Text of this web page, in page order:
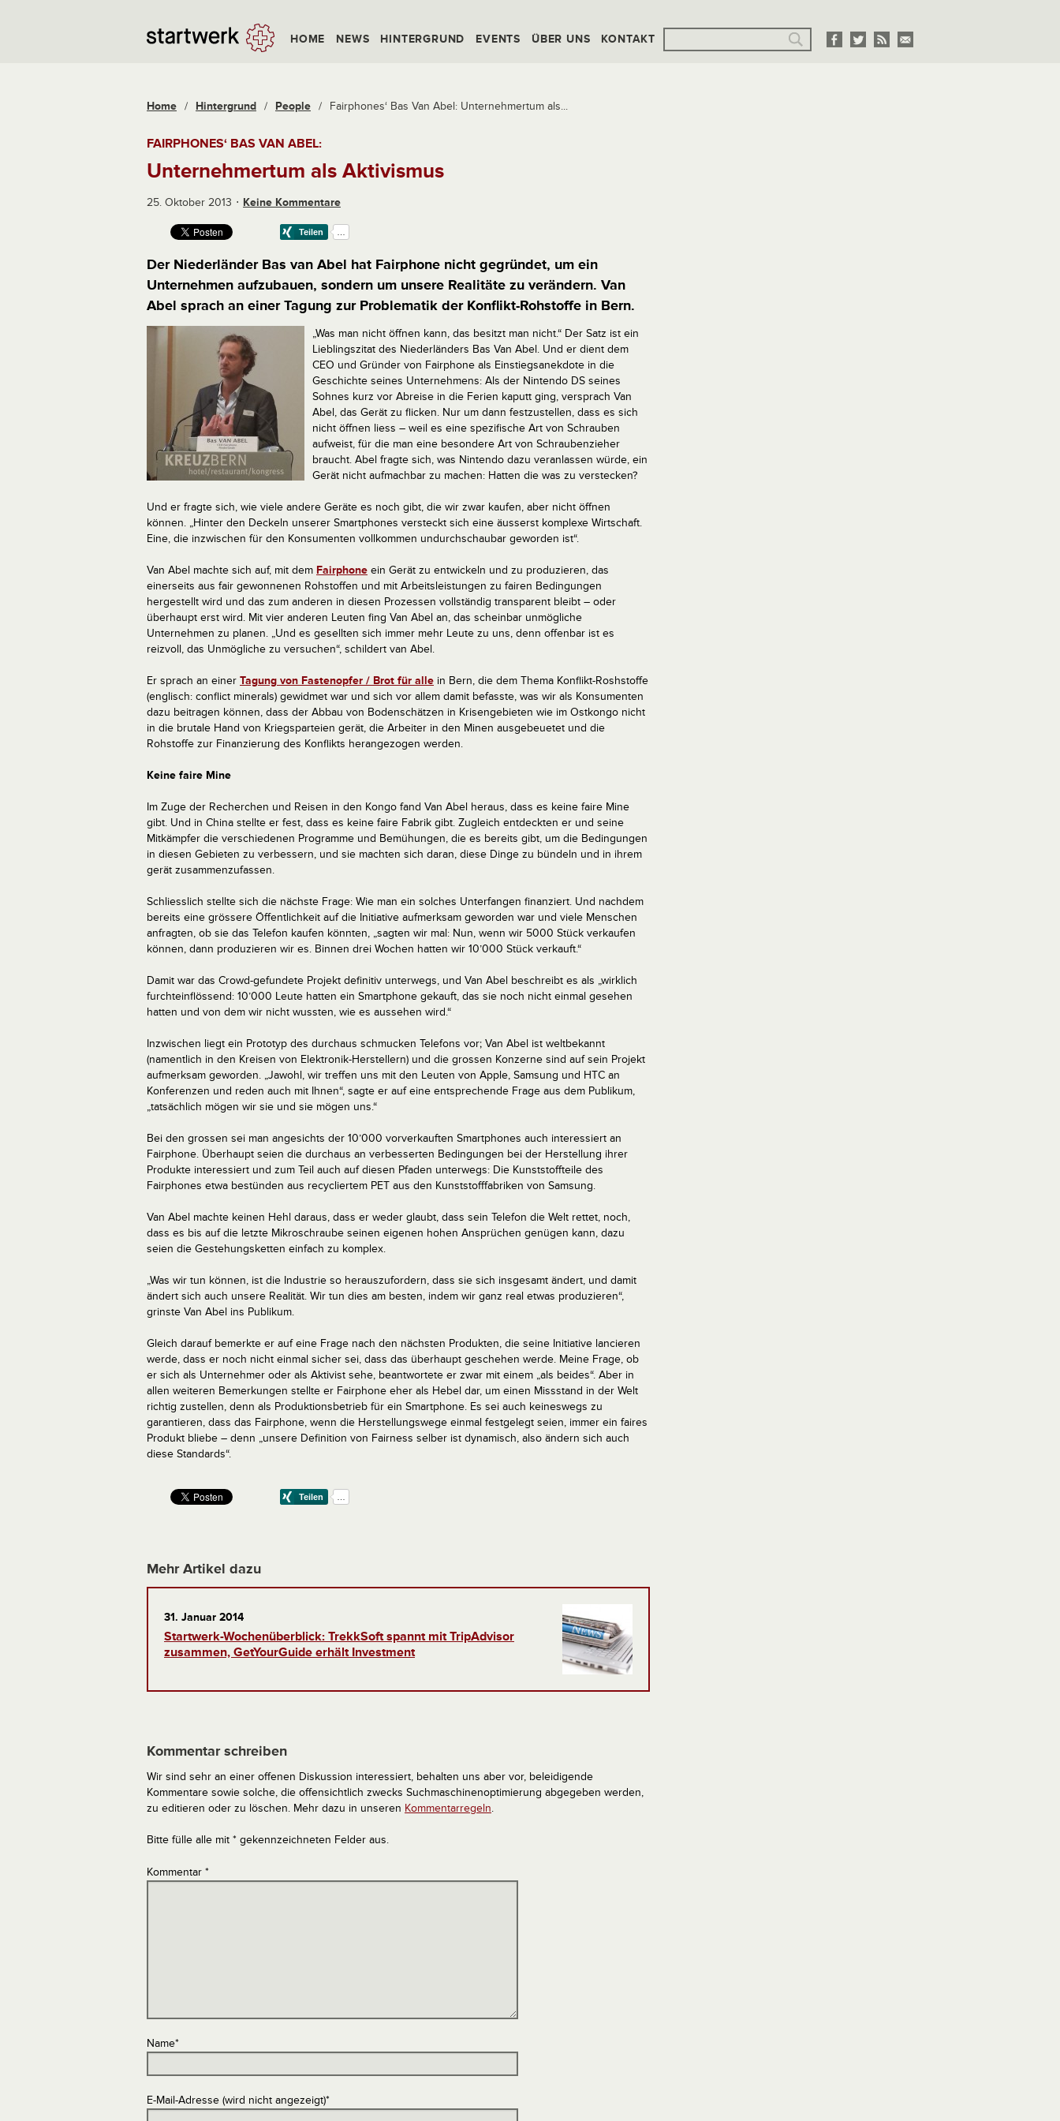
HOME NEWS HINTERGRUND EVENTS ÜBER UNS KONTAKT
Home / Hintergrund / People / Fairphones‘ Bas Van Abel: Unternehmertum als...
FAIRPHONES‘ BAS VAN ABEL:
Unternehmertum als Aktivismus
25. Oktober 2013 Keine Kommentare
Der Niederländer Bas van Abel hat Fairphone nicht gegründet, um ein
Unternehmen aufzubauen, sondern um unsere Realitäte zu verändern. Van
Abel sprach an einer Tagung zur Problematik der Konflikt-Rohstoffe in Bern.
„Was man nicht öffnen kann, das besitzt man nicht.“ Der Satz ist ein
Lieblingszitat des Niederländers Bas Van Abel. Und er dient dem
CEO und Gründer von Fairphone als Einstiegsanekdote in die
Geschichte seines Unternehmens: Als der Nintendo DS seines
Sohnes kurz vor Abreise in die Ferien kaputt ging, versprach Van
Abel, das Gerät zu flicken. Nur um dann festzustellen, dass es sich
nicht öffnen liess – weil es eine spezifische Art von Schrauben
aufweist, für die man eine besondere Art von Schraubenzieher
braucht. Abel fragte sich, was Nintendo dazu veranlassen würde, ein
Gerät nicht aufmachbar zu machen: Hatten die was zu verstecken?
Und er fragte sich, wie viele andere Geräte es noch gibt, die wir zwar kaufen, aber nicht öffnen
können. „Hinter den Deckeln unserer Smartphones versteckt sich eine äusserst komplexe Wirtschaft.
Eine, die inzwischen für den Konsumenten vollkommen undurchschaubar geworden ist“.
Van Abel machte sich auf, mit dem Fairphone ein Gerät zu entwickeln und zu produzieren, das
einerseits aus fair gewonnenen Rohstoffen und mit Arbeitsleistungen zu fairen Bedingungen
hergestellt wird und das zum anderen in diesen Prozessen vollständig transparent bleibt – oder
überhaupt erst wird. Mit vier anderen Leuten fing Van Abel an, das scheinbar unmögliche
Unternehmen zu planen. „Und es gesellten sich immer mehr Leute zu uns, denn offenbar ist es
reizvoll, das Unmögliche zu versuchen“, schildert van Abel.
Er sprach an einer Tagung von Fastenopfer / Brot für alle in Bern, die dem Thema Konflikt-Roshstoffe
(englisch: conflict minerals) gewidmet war und sich vor allem damit befasste, was wir als Konsumenten
dazu beitragen können, dass der Abbau von Bodenschätzen in Krisengebieten wie im Ostkongo nicht
in die brutale Hand von Kriegsparteien gerät, die Arbeiter in den Minen ausgebeuetet und die
Rohstoffe zur Finanzierung des Konflikts herangezogen werden.
Keine faire Mine
Im Zuge der Recherchen und Reisen in den Kongo fand Van Abel heraus, dass es keine faire Mine
gibt. Und in China stellte er fest, dass es keine faire Fabrik gibt. Zugleich entdeckten er und seine
Mitkämpfer die verschiedenen Programme und Bemühungen, die es bereits gibt, um die Bedingungen
in diesen Gebieten zu verbessern, und sie machten sich daran, diese Dinge zu bündeln und in ihrem
gerät zusammenzufassen.
Schliesslich stellte sich die nächste Frage: Wie man ein solches Unterfangen finanziert. Und nachdem
bereits eine grössere Öffentlichkeit auf die Initiative aufmerksam geworden war und viele Menschen
anfragten, ob sie das Telefon kaufen könnten, „sagten wir mal: Nun, wenn wir 5000 Stück verkaufen
können, dann produzieren wir es. Binnen drei Wochen hatten wir 10’000 Stück verkauft.“
Damit war das Crowd-gefundete Projekt definitiv unterwegs, und Van Abel beschreibt es als „wirklich
furchteinflössend: 10’000 Leute hatten ein Smartphone gekauft, das sie noch nicht einmal gesehen
hatten und von dem wir nicht wussten, wie es aussehen wird.“
Inzwischen liegt ein Prototyp des durchaus schmucken Telefons vor; Van Abel ist weltbekannt
(namentlich in den Kreisen von Elektronik-Herstellern) und die grossen Konzerne sind auf sein Projekt
aufmerksam geworden. „Jawohl, wir treffen uns mit den Leuten von Apple, Samsung und HTC an
Konferenzen und reden auch mit Ihnen“, sagte er auf eine entsprechende Frage aus dem Publikum,
„tatsächlich mögen wir sie und sie mögen uns.“
Bei den grossen sei man angesichts der 10’000 vorverkauften Smartphones auch interessiert an
Fairphone. Überhaupt seien die durchaus an verbesserten Bedingungen bei der Herstellung ihrer
Produkte interessiert und zum Teil auch auf diesen Pfaden unterwegs: Die Kunststoffteile des
Fairphones etwa bestünden aus recycliertem PET aus den Kunststofffabriken von Samsung.
Van Abel machte keinen Hehl daraus, dass er weder glaubt, dass sein Telefon die Welt rettet, noch,
dass es bis auf die letzte Mikroschraube seinen eigenen hohen Ansprüchen genügen kann, dazu
seien die Gestehungsketten einfach zu komplex.
„Was wir tun können, ist die Industrie so herauszufordern, dass sie sich insgesamt ändert, und damit
ändert sich auch unsere Realität. Wir tun dies am besten, indem wir ganz real etwas produzieren“,
grinste Van Abel ins Publikum.
Gleich darauf bemerkte er auf eine Frage nach den nächsten Produkten, die seine Initiative lancieren
werde, dass er noch nicht einmal sicher sei, dass das überhaupt geschehen werde. Meine Frage, ob
er sich als Unternehmer oder als Aktivist sehe, beantwortete er zwar mit einem „als beides“. Aber in
allen weiteren Bemerkungen stellte er Fairphone eher als Hebel dar, um einen Missstand in der Welt
richtig zustellen, denn als Produktionsbetrieb für ein Smartphone. Es sei auch keineswegs zu
garantieren, dass das Fairphone, wenn die Herstellungswege einmal festgelegt seien, immer ein faires
Produkt bliebe – denn „unsere Definition von Fairness selber ist dynamisch, also ändern sich auch
diese Standards“.
Mehr Artikel dazu
31. Januar 2014
Startwerk-Wochenüberblick: TrekkSoft spannt mit TripAdvisor
zusammen, GetYourGuide erhält Investment
Kommentar schreiben
Wir sind sehr an einer offenen Diskussion interessiert, behalten uns aber vor, beleidigende
Kommentare sowie solche, die offensichtlich zwecks Suchmaschinenoptimierung abgegeben werden,
zu editieren oder zu löschen. Mehr dazu in unseren Kommentarregeln.
Bitte fülle alle mit * gekennzeichneten Felder aus.
Kommentar *
Name*
E-Mail-Adresse (wird nicht angezeigt)*